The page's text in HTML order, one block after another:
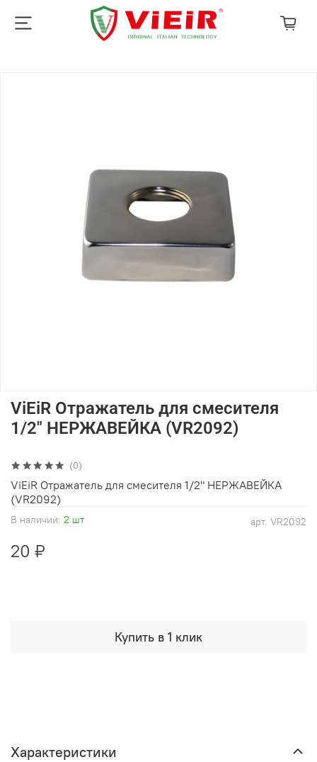
(0)
арт. VR2092
В наличии: 2 шт
ViEiR Отражатель для смесителя
1/2" НЕРЖАВЕЙКА (VR2092)
20 ₽
Купить в 1 клик
ViEiR Отражатель для смесителя 1/2" НЕРЖАВЕЙКА
(VR2092)
Характеристики